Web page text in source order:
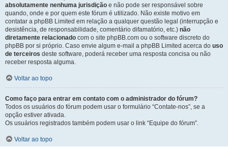
absolutamente nenhuma jurisdição e não pode ser responsável sobre
quando, onde e por quem este fórum é utilizado. Não existe motivo em
contatar a phpBB Limited em relação a qualquer questão legal (interrupção e
desistência, de responsabilidade, comentário difamatório, etc.) não
diretamente relacionado com o site phpBB.com ou o software discreto do
phpBB por si próprio. Caso envie algum e-mail a phpBB Limited acerca do uso
de terceiros deste software, poderá receber uma resposta concisa ou não
receber resposta alguma.
Voltar ao topo
Como faço para entrar em contato com o administrador do fórum?
Todos os usuários do fórum podem usar o formulário “Contate-nos”, se a
opção estiver ativada.
Os usuários registrados também podem usar o link “Equipe do fórum”.
Voltar ao topo